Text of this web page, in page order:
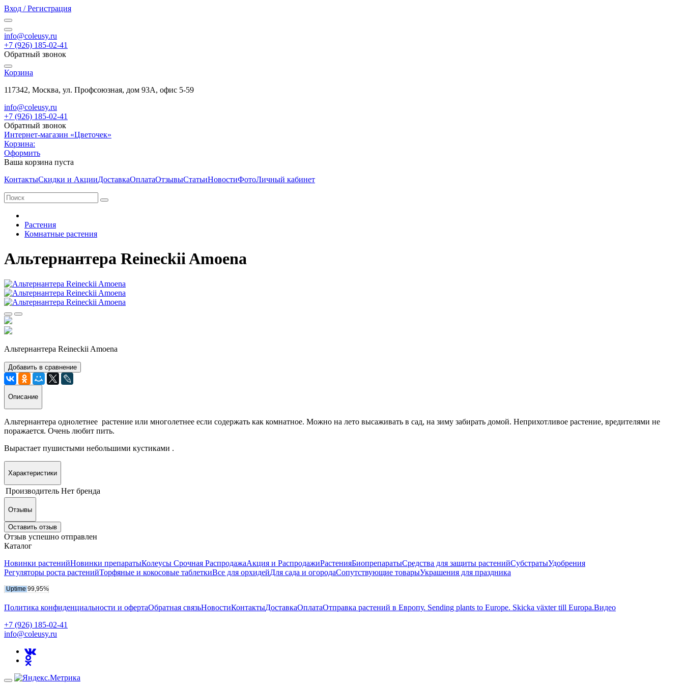
Вход / Регистрация
info@coleusy.ru
+7 (926) 185-02-41
Обратный звонок
Корзина
117342, Москва, ул. Профсоюзная, дом 93А, офис 5-59
info@coleusy.ru
+7 (926) 185-02-41
Обратный звонок
Интернет-магазин «Цветочек»
Корзина:
Оформить
Ваша корзина пуста
КонтактыСкидки и АкцииДоставкаОплатаОтзывыСтатьиНовостиФотоЛичный кабинет
Растения
Комнатные растения
Альтернантера Reineckii Amoena
Альтернантера Reineckii Amoena
Добавить в сравнение
Описание
Альтернантера однолетнее растение или многолетнее если содержать как комнатное. Можно на лето высаживать в сад, на зиму забирать домой. Неприхотливое растение, вредителями не
поражается. Очень любит пить.
Вырастает пушистыми небольшими кустиками .
Характеристики
Производитель Нет бренда
Отзывы
Оставить отзыв
Отзыв успешно отправлен
Каталог
Новинки растенийНовинки препаратыКолеусы Срочная РаспродажаАкция и РаспродажиРастенияБиопрепаратыСредства для защиты растенийСубстратыУдобрения
Регуляторы роста растенийТорфяные и кокосовые таблеткиВсе для орхидейДля сада и огородаСопутствующие товарыУкрашения для праздника
Политика конфиденциальности и офертаОбратная связьНовостиКонтактыДоставкаОплатаОтправка растений в Европу. Sending plants to Europe. Skicka växter till Europa.Видео
+7 (926) 185-02-41
info@coleusy.ru